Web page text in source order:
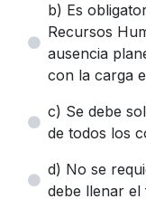
b) Es
Recursos
ausencia
con la carga
c) Se debe
de todos los
d) No se
debe llenar